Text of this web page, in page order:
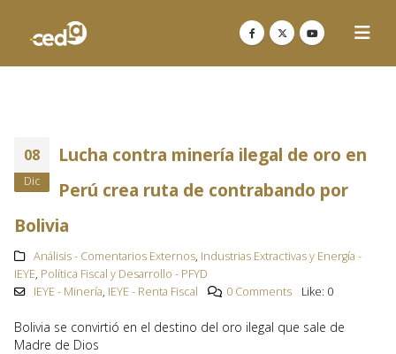
08
Dic
Lucha contra minería ilegal de oro en
Perú crea ruta de contrabando por
Bolivia
Análisis - Comentarios Externos, Industrias Extractivas y Energía -
IEYE, Política Fiscal y Desarrollo - PFYD
IEYE - Minería, IEYE - Renta Fiscal 0 Comments Like: 0
Bolivia se convirtió en el destino del oro ilegal que sale de
Madre de Dios